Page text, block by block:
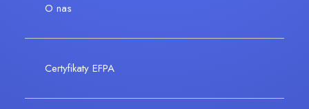
O nas
Certyfikaty EFPA